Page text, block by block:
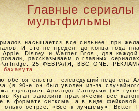
Главные сериалы
мультфильмы
насыщается все сильнее: при
И это не предел: до конца года
Apple, Disney и Warner Bros., для
рассказываем о главных
25 ФЕВРАЛЯ, BBC ONE.
бахамута
обстоятельств, телеведущий-недотепа
(в 90-е он был уволен из-за
сценарист Армандо Ианнуччи («В
Куган заложили практически все
в формате ситкома, а в виде фейковой
только острее. «Всё к лучшему». Better